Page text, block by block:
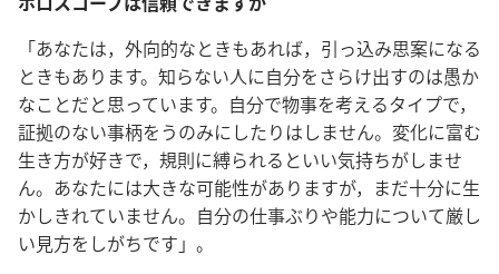
「あなたは，外向的なときもあれば，引っ込み思案になる
ときもあります。知らない人に自分をさらけ出すのは愚か
なことだと思っています。自分で物事を考えるタイプで，
証拠のない事柄をうのみにしたりはしません。変化に富む
生き方が好きで，規則に縛られるといい気持ちがしませ
ん。あなたには大きな可能性がありますが，まだ十分に生
かしきれていません。自分の仕事ぶりや能力について厳し
い見方をしがちです」。